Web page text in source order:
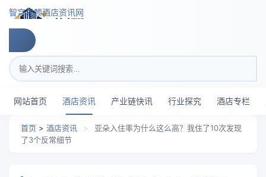
跳转到主要内容
智穹界顿酒店资讯网
搜索关键词
网站首页 酒店资讯 产业链快讯 行业探究 酒店专栏
首页 > 酒店资讯 >
亚朵入住率为什么这么高？我住了10次发现
了3个反常细节